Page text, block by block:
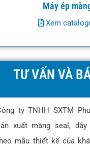
Máy ép
Xem
TƯ VẤN VÀ
ty TNHH SXTM
xuất màng seal,
mẫu thiết kế của